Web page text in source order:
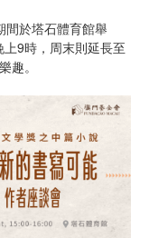
間於塔石體育館舉
9時，周末則延長至
趣。